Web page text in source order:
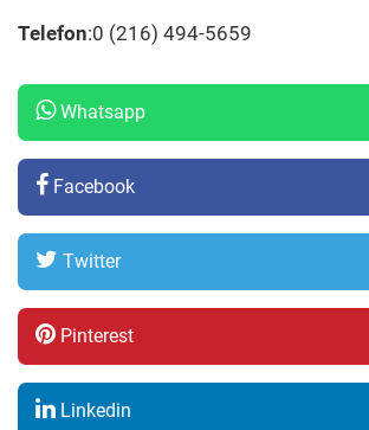
Telefon:0 (216) 494-5659
Whatsapp
Facebook
Twitter
Pinterest
Linkedin